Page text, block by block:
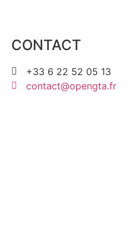
CONTACT
+33 6 22 52 05 13
contact@opengta.fr